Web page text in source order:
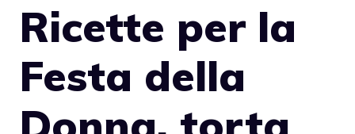
Ricette per la
Festa della